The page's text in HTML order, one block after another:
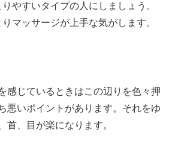
やすいタイプの人にしましょう。
マッサージが上手な気がします。
感じているときはこの辺りを色々押
悪いポイントがあります。それをゆ
首、目が楽になります。